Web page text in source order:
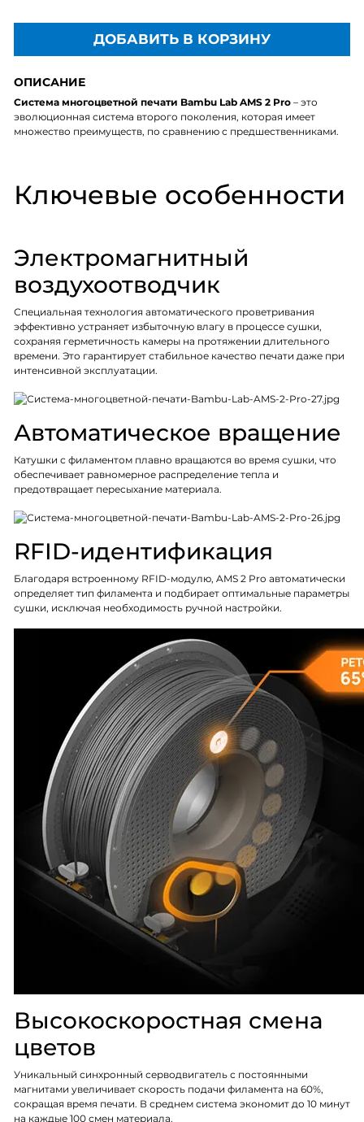
ДОБАВИТЬ В КОРЗИНУ
ОПИСАНИЕ
Система многоцветной печати Bambu Lab AMS 2 Pro – это
эволюционная система второго поколения, которая имеет
множество преимуществ, по сравнению с предшественниками.
Ключевые особенности
Электромагнитный
воздухоотводчик
Специальная технология автоматического проветривания
эффективно устраняет избыточную влагу в процессе сушки,
сохраняя герметичность камеры на протяжении длительного
времени. Это гарантирует стабильное качество печати даже при
интенсивной эксплуатации.
Автоматическое вращение
Катушки с филаментом плавно вращаются во время сушки, что
обеспечивает равномерное распределение тепла и
предотвращает пересыхание материала.
RFID-идентификация
Благодаря встроенному RFID-модулю, AMS 2 Pro автоматически
определяет тип филамента и подбирает оптимальные параметры
сушки, исключая необходимость ручной настройки.
Высокоскоростная смена
цветов
Уникальный синхронный серводвигатель с постоянными
магнитами увеличивает скорость подачи филамента на 60%,
сокращая время печати. В среднем система экономит до 10 минут
на каждые 100 смен материала.